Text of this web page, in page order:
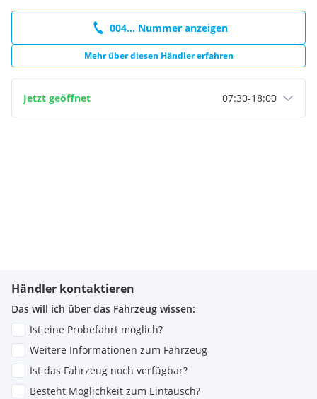
004... Nummer anzeigen
Mehr über diesen Händler erfahren
Jetzt geöffnet 07:30-18:00
Händler kontaktieren
Das will ich über das Fahrzeug wissen:
Ist eine Probefahrt möglich?
Weitere Informationen zum Fahrzeug
Ist das Fahrzeug noch verfügbar?
Besteht Möglichkeit zum Eintausch?